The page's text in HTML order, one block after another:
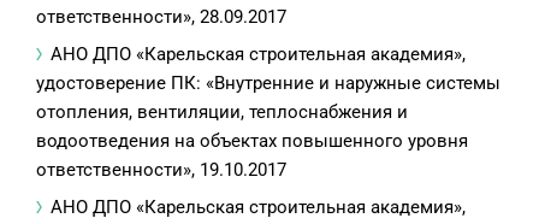
ответственности», 28.09.2017
АНО ДПО «Карельская строительная академия»,
удостоверение ПК: «Внутренние и наружные системы
отопления, вентиляции, теплоснабжения и
водоотведения на объектах повышенного уровня
ответственности», 19.10.2017
АНО ДПО «Карельская строительная академия»,